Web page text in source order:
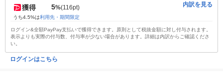
獲得 5%(116pt)
うち4.5%は利用先・期間限定
内訳を見る
ログイン&全額PayPay支払いで獲得できます。原則として税抜金額に対し付与されます。
表示よりも実際の付与数、付与率が少ない場合があります。詳細は内訳からご確認くださ
い。
ログインはこちら